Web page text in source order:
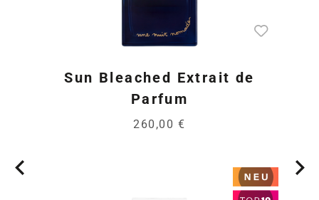
Sun Bleached Extrait de
Parfum
260,00 €